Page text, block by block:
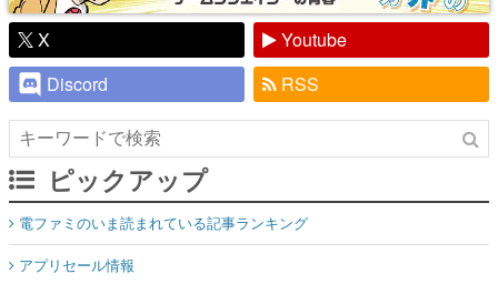
X
Youtube
Discord
RSS
ピックアップ
電ファミのいま読まれている記事ランキング
アプリセール情報